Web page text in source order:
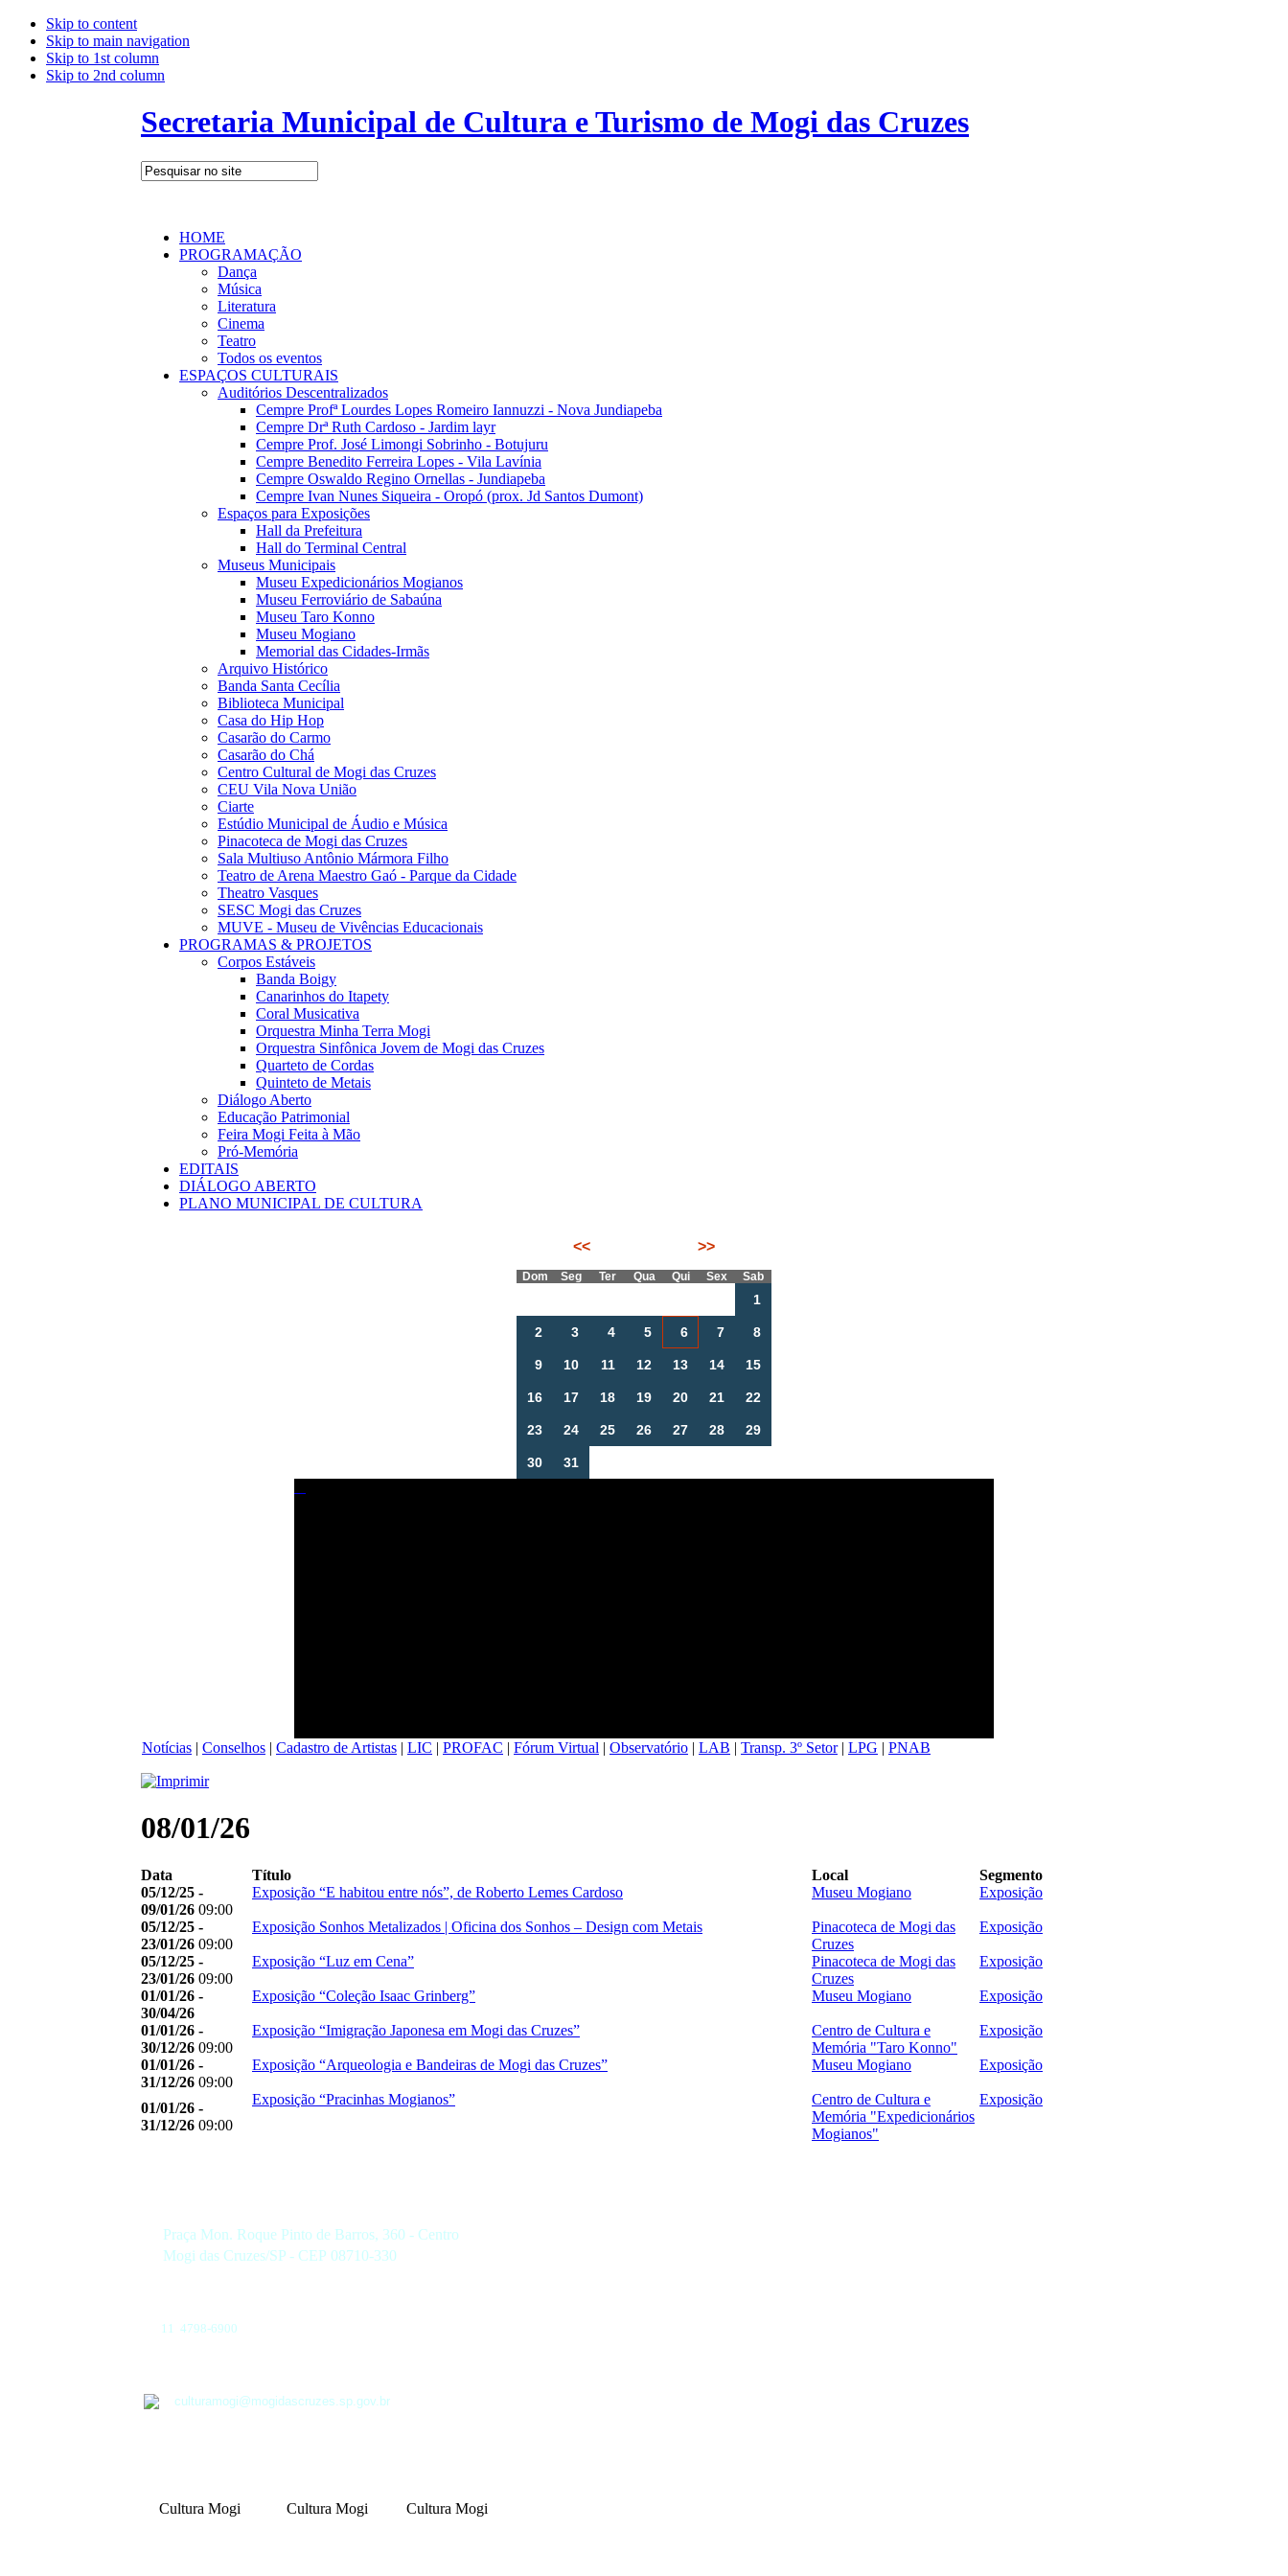
Skip to content
Skip to main navigation
Skip to 1st column
Skip to 2nd column
Secretaria Municipal de Cultura e Turismo de Mogi das Cruzes
HOME
PROGRAMAÇÃO
Dança
Música
Literatura
Cinema
Teatro
Todos os eventos
ESPAÇOS CULTURAIS
Auditórios Descentralizados
Cempre Profª Lourdes Lopes Romeiro Iannuzzi - Nova Jundiapeba
Cempre Drª Ruth Cardoso - Jardim layr
Cempre Prof. José Limongi Sobrinho - Botujuru
Cempre Benedito Ferreira Lopes - Vila Lavínia
Cempre Oswaldo Regino Ornellas - Jundiapeba
Cempre Ivan Nunes Siqueira - Oropó (prox. Jd Santos Dumont)
Espaços para Exposições
Hall da Prefeitura
Hall do Terminal Central
Museus Municipais
Museu Expedicionários Mogianos
Museu Ferroviário de Sabaúna
Museu Taro Konno
Museu Mogiano
Memorial das Cidades-Irmãs
Arquivo Histórico
Banda Santa Cecília
Biblioteca Municipal
Casa do Hip Hop
Casarão do Carmo
Casarão do Chá
Centro Cultural de Mogi das Cruzes
CEU Vila Nova União
Ciarte
Estúdio Municipal de Áudio e Música
Pinacoteca de Mogi das Cruzes
Sala Multiuso Antônio Mármora Filho
Teatro de Arena Maestro Gaó - Parque da Cidade
Theatro Vasques
SESC Mogi das Cruzes
MUVE - Museu de Vivências Educacionais
PROGRAMAS & PROJETOS
Corpos Estáveis
Banda Boigy
Canarinhos do Itapety
Coral Musicativa
Orquestra Minha Terra Mogi
Orquestra Sinfônica Jovem de Mogi das Cruzes
Quarteto de Cordas
Quinteto de Metais
Diálogo Aberto
Educação Patrimonial
Feira Mogi Feita à Mão
Pró-Memória
EDITAIS
DIÁLOGO ABERTO
PLANO MUNICIPAL DE CULTURA
<< >>
Dom Seg Ter Qua Qui Sex Sab
1
2 3 4 5 6 7 8
9 10 11 12 13 14 15
16 17 18 19 20 21 22
23 24 25 26 27 28 29
30 31
Notícias | Conselhos | Cadastro de Artistas | LIC | PROFAC | Fórum Virtual | Observatório | LAB | Transp. 3º Setor| LPG | PNAB
08/01/26
Data Título Local
Segmento
05/12/25 -
09/01/26 09:00
Exposição “E habitou entre nós”, de Roberto Lemes Cardoso Museu Mogiano Exposição
05/12/25 -
23/01/26 09:00
Exposição Sonhos Metalizados | Oficina dos Sonhos – Design com Metais
Pinacoteca de Mogi das
Cruzes
Exposição
05/12/25 -
23/01/26 09:00
Exposição “Luz em Cena”
Pinacoteca de Mogi das
Cruzes
Exposição
01/01/26 -
30/04/26
Exposição “Coleção Isaac Grinberg” Museu Mogiano Exposição
01/01/26 -
30/12/26 09:00
Exposição “Imigração Japonesa em Mogi das Cruzes”
Centro de Cultura e
Memória "Taro Konno"
Exposição
01/01/26 -
31/12/26 09:00
Exposição “Arqueologia e Bandeiras de Mogi das Cruzes” Museu Mogiano Exposição
01/01/26 -
31/12/26 09:00
Exposição “Pracinhas Mogianos”
Centro de Cultura e
Memória "Expedicionários
Mogianos"
Exposição
Praça Mon. Roque Pinto de Barros, 360 - Centro
Mogi das Cruzes/SP - CEP 08710-330
11 4798-6900
culturamogi@mogidascruzes.sp.gov.br
Cultura Mogi Cultura Mogi Cultura Mogi